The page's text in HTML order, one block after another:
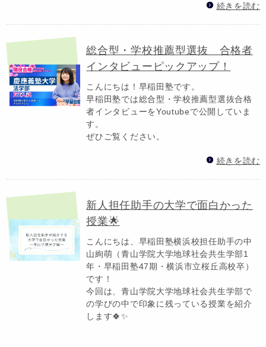
続きを読む
総合型・学校推薦型選抜 合格者
インタビューピックアップ！
こんにちは！早稲田塾です。
早稲田塾では総合型・学校推薦型選抜合格
者インタビューをYoutubeで公開していま
す。
ぜひご覧ください。
続きを読む
新人担任助手の大学で面白かった
授業🌟
こんにちは、早稲田塾横浜校担任助手の中
山絢萌（青山学院大学地球社会共生学部1
年・早稲田塾47期・横浜市立桜丘高校卒）
です！
今回は、青山学院大学地球社会共生学部で
の学びの中で印象に残っている授業を紹介
します🍀✨